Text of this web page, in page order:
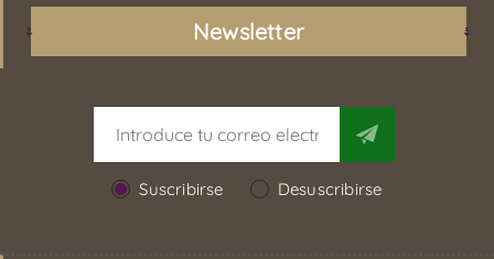
Newsletter
Suscribirse Desuscribirse